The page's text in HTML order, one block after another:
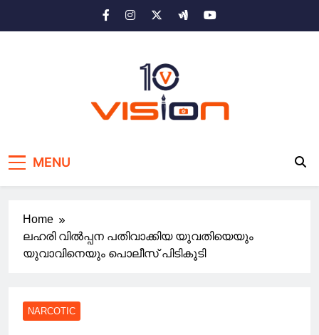
MENU
Home
ലഹരി വില്‍പ്പന പതിവാക്കിയ യുവതിയെയും
യുവാവിനെയും പൊലീസ് പിടികൂടി
NARCOTIC